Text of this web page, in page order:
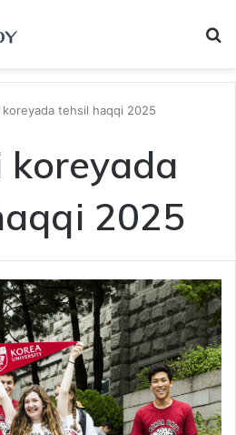
tehsil haqqi 2025
koreyada
2025